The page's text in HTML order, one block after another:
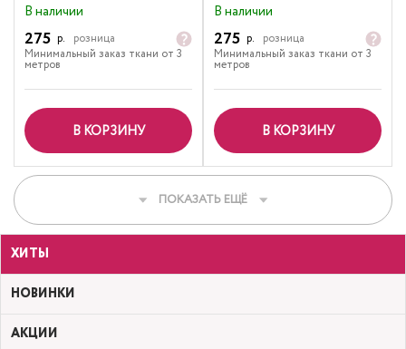
В наличии
275 р.
розница
Минимальный заказ ткани от 3
метров
В КОРЗИНУ
В наличии
275 р.
розница
Минимальный заказ ткани от 3
метров
В КОРЗИНУ
ПОКАЗАТЬ ЕЩЁ
ХИТЫ
НОВИНКИ
АКЦИИ